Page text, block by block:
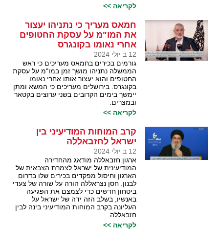
לקריאה >>
חמאס מעריך כי נתניהו יעצור
את המו"מ על עסקת החטופים
אחרי נאומו בקונגרס
12 ב יולי 2024
גורמים בכירים בחמאס מעריכים כי ראש
הממשלה נתניהו מושך זמן במו"מ על עסקת
החטופים והוא יעצור אותו אחרי נאומו
בקונגרס. בירושלים מעריכים כי המשא ומתן
יימשך בימים הקרובים בשני ערוצים בקטאר
ובמצרים.
לקריאה >>
קרב המוחות המודיעיני בין
ישראל לחזבאללה
12 ב יולי 2024
ארגון חזבאללה מודאג מהחדירה
המודיעינית של ישראל לצמרת הצבאית של
הארגון וחיסול מפקדים בכירים שלו בדרום
לבנון. חסן נצראללה הורה על שורה של צעדי
ביטחון חדשים כדי לצמצם את הפגיעה
באנשיו, בשלב הזה ידה של ישראל על
העליונה בקרב המוחות המודיעיני בינה לבין
חזבאללה.
לקריאה >>